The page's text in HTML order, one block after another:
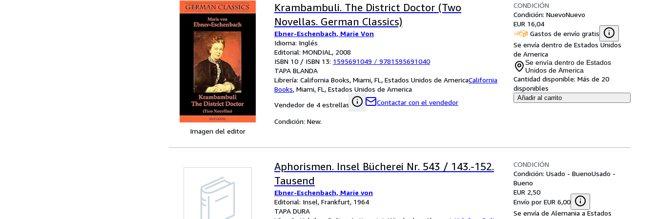
Imagen del editor
Krambambuli. The District Doctor (Two
Novellas. German Classics)
Ebner-Eschenbach, Marie Von
Idioma: Inglés
Editorial: MONDIAL, 2008
ISBN 10 / ISBN 13: 1595691049 / 9781595691040
TAPA BLANDA
Librería: California Books, Miami, FL, Estados Unidos de AmericaCalifornia
Books, Miami, FL, Estados Unidos de America
Vendedor de 4 estrellas
Contactar con el vendedor
CONDICIÓN
Condición: NuevoNuevo
EUR 16,04
Gastos de envío gratis
Se envía dentro de Estados Unidos
de America
Se envía dentro de Estados
Unidos de America
Cantidad disponible: Más de 20
disponibles
Añadir al carrito
Condición: New.
Aphorismen. Insel Bücherei Nr. 543 / 143.-152.
Tausend
Ebner-Eschenbach, Marie von
Editorial: Insel, Frankfurt, 1964
TAPA DURA
CONDICIÓN
Condición: Usado - BuenoUsado -
Bueno
EUR 2,50
Envío por EUR 6,00
Se envía de Alemania a Estados